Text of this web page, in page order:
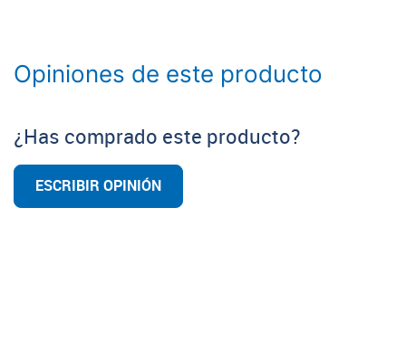
Opiniones de este producto
¿Has comprado este producto?
ESCRIBIR OPINIÓN